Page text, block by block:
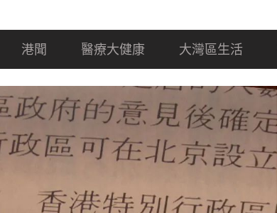
港聞 醫療大健康 大灣區生活